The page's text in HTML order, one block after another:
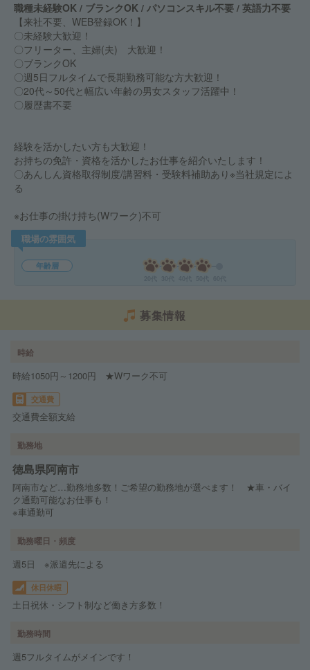
職種未経験OK / ブランクOK / パソコンスキル不要 / 英語力不要
【来社不要、WEB登録OK！】
〇未経験大歓迎！
〇フリーター、主婦(夫) 大歓迎！
〇ブランクOK
〇週5日フルタイムで長期勤務可能な方大歓迎！
〇20代～50代と幅広い年齢の男女スタッフ活躍中！
〇履歴書不要
経験を活かしたい方も大歓迎！
お持ちの免許・資格を活かしたお仕事を紹介いたします！
〇あんしん資格取得制度/講習料・受験料補助あり※当社規定によ
る
※お仕事の掛け持ち(Wワーク)不可
職場の雰囲気
年齢層
募集情報
時給
時給1050円～1200円 ★Wワーク不可
交通費
交通費全額支給
勤務地
徳島県阿南市
阿南市など…勤務地多数！ご希望の勤務地が選べます！ ★車・バイ
ク通勤可能なお仕事も！
※車通勤可
勤務曜日・頻度
週5日 ※派遣先による
休日休暇
土日祝休・シフト制など働き方多数！
勤務時間
週5フルタイムがメインです！